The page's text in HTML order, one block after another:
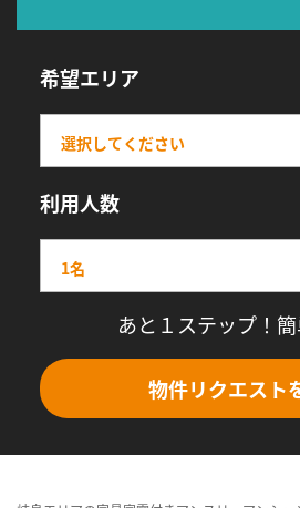
希望エリア
利用人数
あと１ステップ！簡
物件リクエスト